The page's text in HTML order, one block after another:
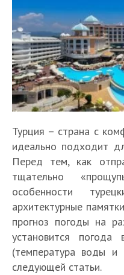
Турция – страна с
идеально подходит
Перед тем, как
тщательно
особенности
архитектурные
прогноз погоды на
установится
(температура воды и
следующей статьи.